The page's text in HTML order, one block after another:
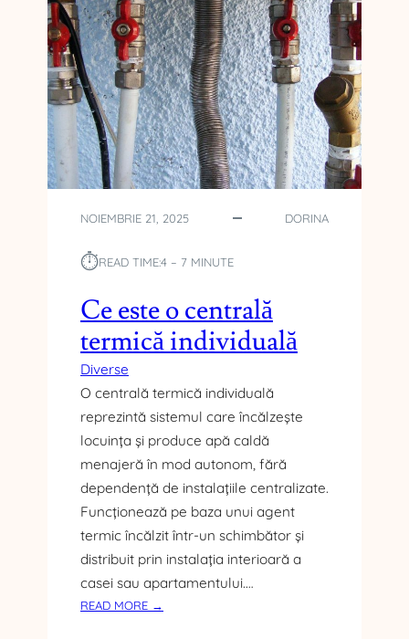
L
N
A
T
U
R
A
L
A
L
T
R
L
I
E
R
O
P
E
A
N
NOIEMBRIE 21, 2025 DORINA
⏱︎READ TIME:4 – 7 MINUTE
Ce este o centrală
termică individuală
Diverse
O centrală termică individuală
reprezintă sistemul care încălzește
locuința și produce apă caldă
menajeră în mod autonom, fără
dependență de instalațiile centralizate.
Funcționează pe baza unui agent
termic încălzit într-un schimbător și
distribuit prin instalația interioară a
casei sau apartamentului.…
READ MORE →